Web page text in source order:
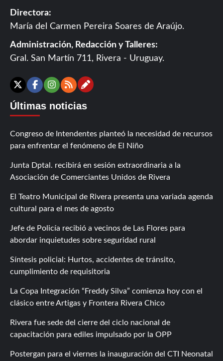
Directora:
María del Carmen Pereira Soares de Araújo.
Administración, Redacción y Talleres:
Gral. San Martín 711, Rivera - Uruguay.
X Facebook
Instagram
RSSContáctanos
Últimas noticias
Congreso de Intendentes planteó la necesidad de recursos
para enfrentar el fenómeno de El Niño
Junta Dptal. recibirá en sesión extraordinaria a la
Asociación de Comerciantes Unidos de Rivera
El Teatro Municipal de Rivera presenta una variada agenda
cultural para el mes de agosto
Jefe de Policía recibió a vecinos de Las Flores para
abordar inquietudes sobre seguridad rural
Síntesis policial: Hurtos, accidentes de tránsito,
cumplimiento de requisitoria
La Copa Integración “Freddy Silva” comienza hoy con el
clásico entre Artigas y Frontera Rivera Chico
Rivera fue sede del cierre del ciclo nacional de
capacitación para ediles impulsado por la OPP
Postergan para el viernes la inauguración del CTI Neonatal